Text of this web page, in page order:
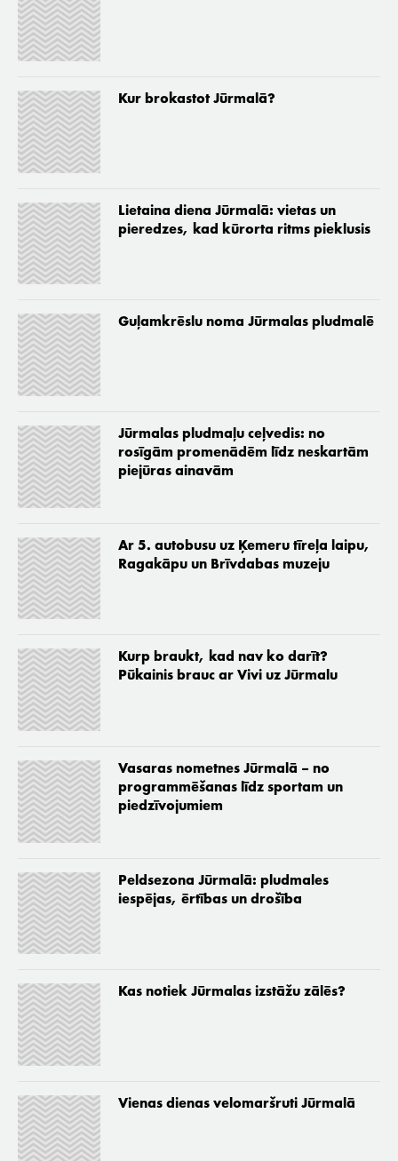
Kur brokastot Jūrmalā?
Lietaina diena Jūrmalā: vietas un
pieredzes, kad kūrorta ritms pieklusis
Guļamkrēslu noma Jūrmalas pludmalē
Jūrmalas pludmaļu ceļvedis: no
rosīgām promenādēm līdz neskartām
piejūras ainavām
Ar 5. autobusu uz Ķemeru tīreļa laipu,
Ragakāpu un Brīvdabas muzeju
Kurp braukt, kad nav ko darīt?
Pūkainis brauc ar Vivi uz Jūrmalu
Vasaras nometnes Jūrmalā – no
programmēšanas līdz sportam un
piedzīvojumiem
Peldsezona Jūrmalā: pludmales
iespējas, ērtības un drošība
Kas notiek Jūrmalas izstāžu zālēs?
Vienas dienas velomaršruti Jūrmalā